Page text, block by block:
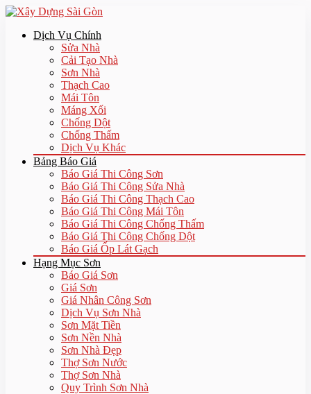
Dịch Vụ Chính
Sửa Nhà
Cải Tạo Nhà
Sơn Nhà
Thạch Cao
Mái Tôn
Máng Xối
Chống Dột
Chống Thấm
Dịch Vụ Khác
Bảng Báo Giá
Báo Giá Thi Công Sơn
Báo Giá Thi Công Sửa Nhà
Báo Giá Thi Công Thạch Cao
Báo Giá Thi Công Mái Tôn
Báo Giá Thi Công Chống Thấm
Báo Giá Thi Công Chống Dột
Báo Giá Ốp Lát Gạch
Hạng Mục Sơn
Báo Giá Sơn
Giá Sơn
Giá Nhân Công Sơn
Dịch Vụ Sơn Nhà
Sơn Mặt Tiền
Sơn Nền Nhà
Sơn Nhà Đẹp
Thợ Sơn Nước
Thợ Sơn Nhà
Quy Trình Sơn Nhà